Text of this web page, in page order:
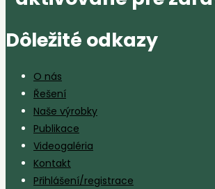
Dôležité odkazy
O nás
Řešení
Naše výrobky
Publikace
Videogaléria
Kontakt
Přihlášení/registrace